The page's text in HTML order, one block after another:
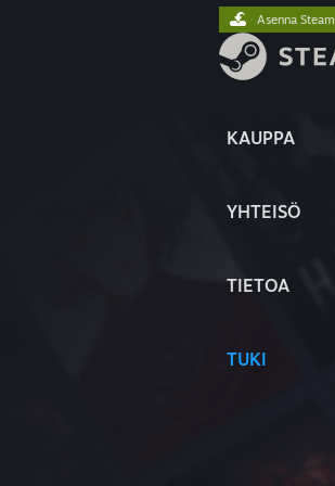
KAUPPA
YHTEISÖ
TIETOA
TUKI
Asenna Steam